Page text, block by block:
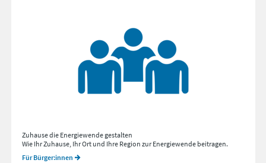
Zuhause die Energiewende gestalten
Wie Ihr Zuhause, Ihr Ort und Ihre Region zur Energiewende beitragen.
Für Bürger:innen